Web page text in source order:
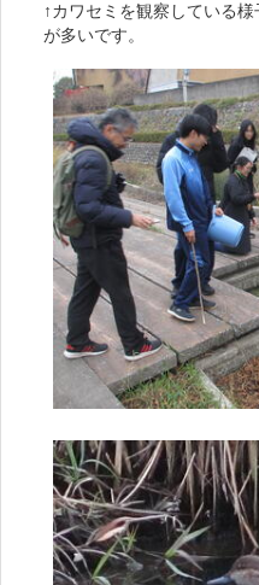
↑カワセミを観察している
が多いです。